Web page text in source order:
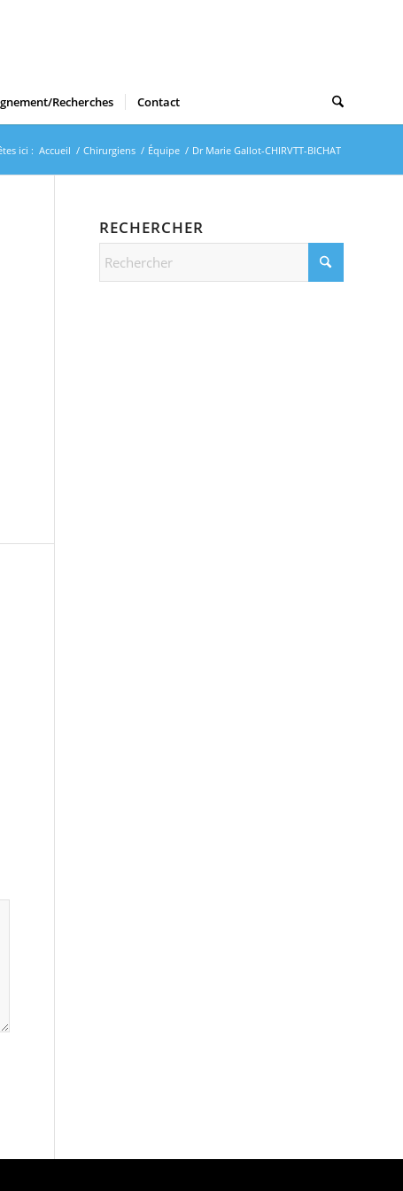
Recherches Contact
ici : Accueil / Chirurgiens / Équipe / Dr Marie Gallot-CHIRVTT-BICHAT
RECHERCHER